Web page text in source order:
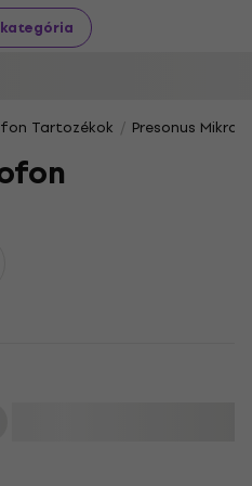
Tartozékok Presonus